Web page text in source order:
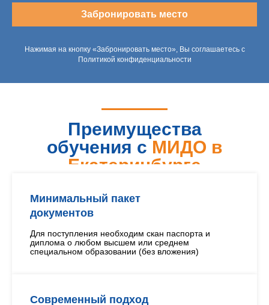
Забронировать место
Нажимая на кнопку «Забронировать место», Вы соглашаетесь с
Политикой конфиденциальности
Преимущества
обучения с МИДО в
Екатеринбурге
Минимальный пакет
документов
Для поступления необходим скан паспорта и
диплома о любом высшем или среднем
специальном образовании (без вложения)
Современный подход